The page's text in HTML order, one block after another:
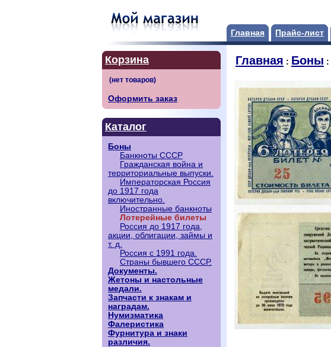
Главная Прайс-лист
Корзина
Оформить заказ
Каталог
Боны
Банкноты СССР
Гражданская война и
территориальные выпуски.
Императорская Россия
до 1917 года
включительно.
Иностранные банкноты
Лотерейные билеты
Россия до 1917 года,
акции, облигации, займы и
т. д.
Россия с 1991 года.
Страны бывшего СССР.
Документы.
Жетоны и настольные
медали.
Запчасти к знакам и
наградам.
Нумизматика
Фалеристика
Фурнитура и знаки
различия.
Главная : Боны :